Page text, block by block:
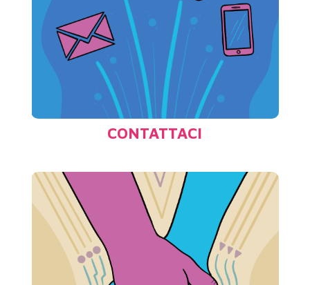
CONTATTI
Contatti MaeStr’Ale… (
clicca qui
)
CONTATTACI
COLLABORA CON NOI
Ogni essere umano resta intrappolato
nella dualità della propria Incarnazione